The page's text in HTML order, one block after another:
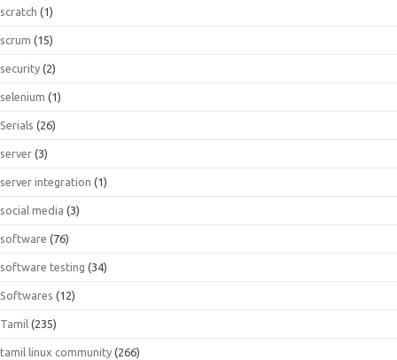
scratch (1)
scrum (15)
security (2)
selenium (1)
Serials (26)
server (3)
server integration (1)
social media (3)
software (76)
software testing (34)
Softwares (12)
Tamil (235)
tamil linux community (266)